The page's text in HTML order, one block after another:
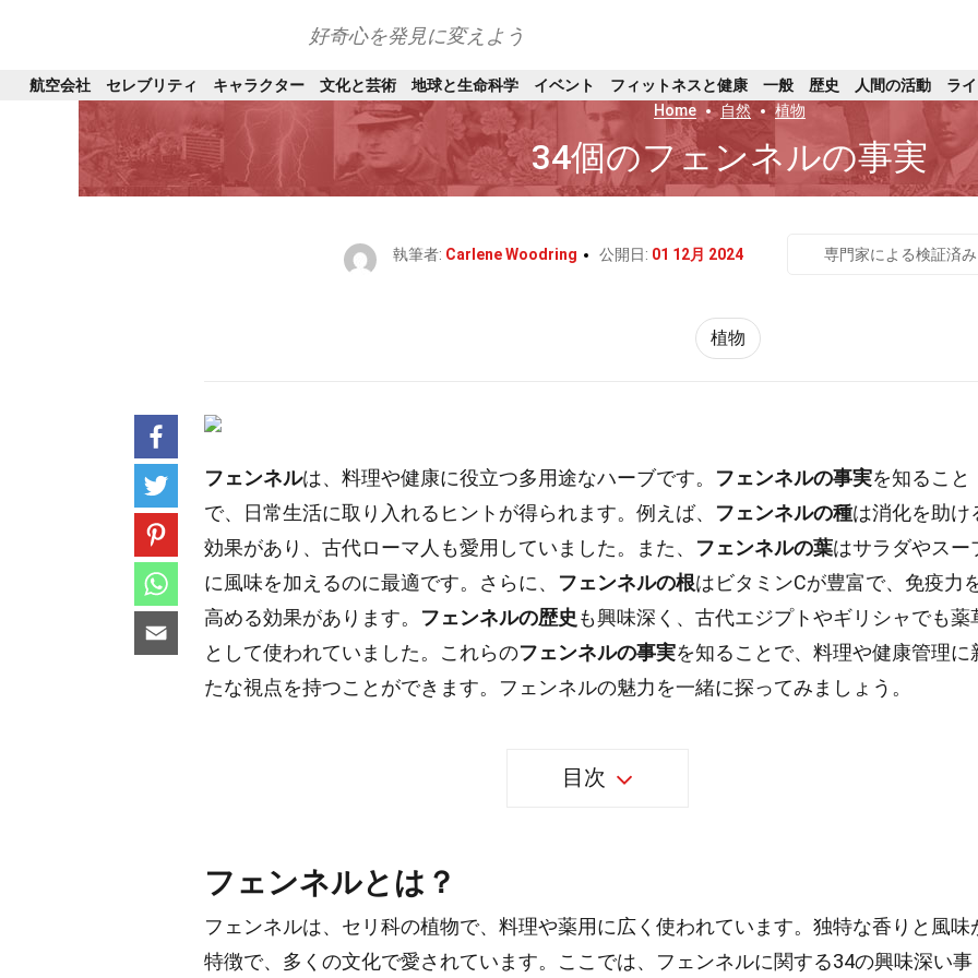
好奇心を発見に変えよう
航空会社 セレブリティ キャラクター 文化と芸術 地球と生命科学 イベント フィットネスと健康 一般 歴史 人間の活動 ラ
Home
自然 植物
34個のフェンネルの事実
執筆者: Carlene Woodring 公開日: 01 12月 2024 専門家による検証済み
植物
フェンネルは、料理や健康に役立つ多用途なハーブです。 フェンネルの事実を知ること
で、日常生活に取り入れるヒントが得られます。例えば、 フェンネルの種は消化を助け
効果があり、古代ローマ人も愛用していました。また、 フェンネルの葉はサラダやスー
に風味を加えるのに最適です。さらに、 フェンネルの根はビタミンCが豊富で、免疫力
高める効果があります。 フェンネルの歴史 も興味深く、古代エジプトやギリシャでも薬
として使われていました。これらのフェンネルの事実を知ることで、料理や健康管理に
たな視点を持つことができます。フェンネルの魅力を一緒に探ってみましょう。
目次
フェンネルとは？
フェンネルは、セリ科の植物で、料理や薬用に広く使われています。独特な香りと風味
特徴で、多くの文化で愛されています。ここでは、フェンネルに関する34の興味深い事